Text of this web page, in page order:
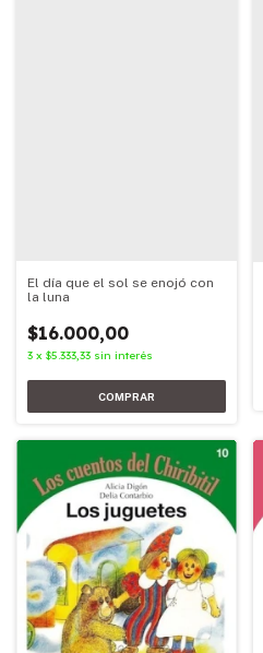
El día que el sol se enojó con
la luna
$16.000,00
3 x $5.333,33 sin interés